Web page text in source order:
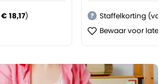
€ 18,17)
?
Staffelkorting
Bewaar voor later